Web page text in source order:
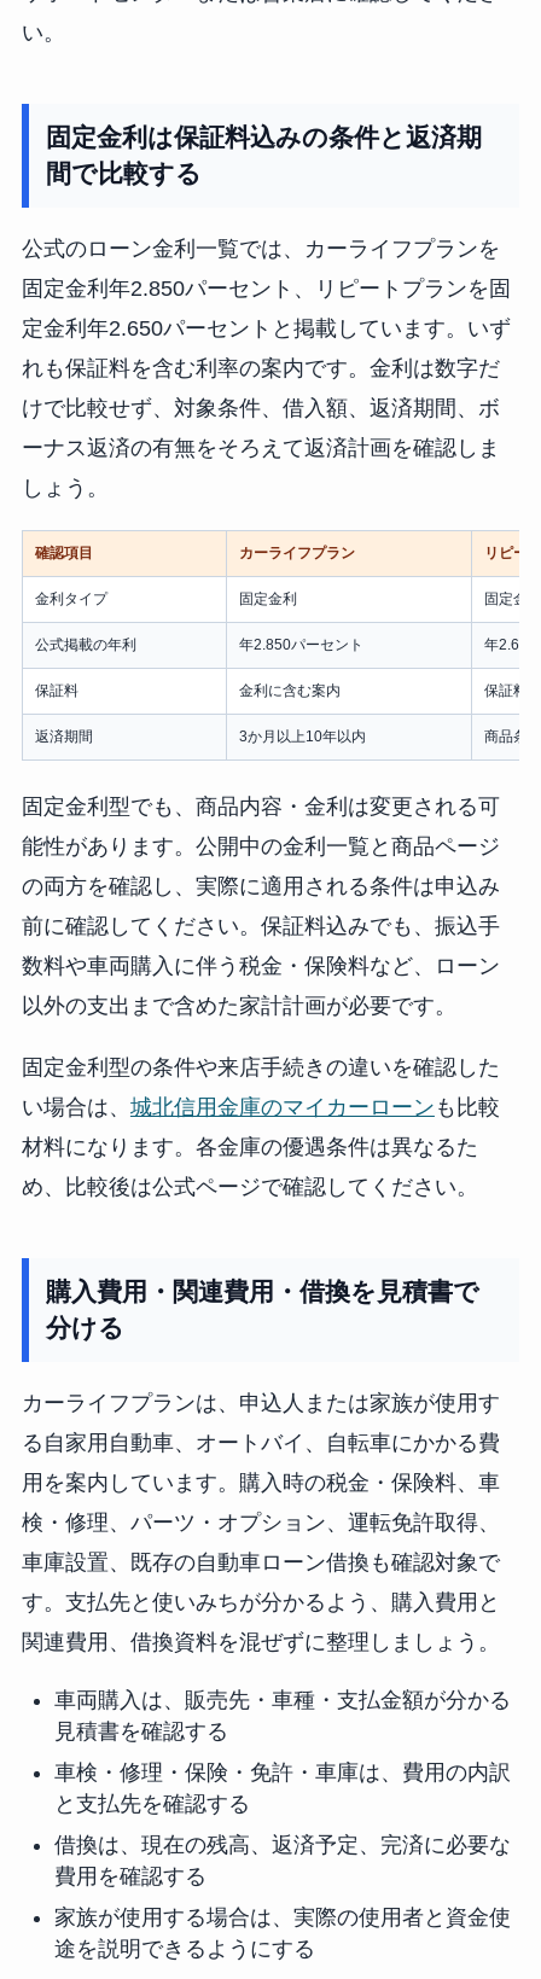
い。
固定金利は保証料込みの条件と返済期
間で比較する
公式のローン金利一覧では、カーライフプランを
固定金利年2.850パーセント、リピートプランを固
定金利年2.650パーセントと掲載しています。いず
れも保証料を含む利率の案内です。金利は数字だ
けで比較せず、対象条件、借入額、返済期間、ボ
ーナス返済の有無をそろえて返済計画を確認しま
しょう。
確認項目 カーライフプラン リピー
金利タイプ 固定金利 固定金利
公式掲載の年利 年2.850パーセント 年2.650
保証料 金利に含む案内 保証料
返済期間 3か月以上10年以内 商品条
固定金利型でも、商品内容・金利は変更される可
能性があります。公開中の金利一覧と商品ページ
の両方を確認し、実際に適用される条件は申込み
前に確認してください。保証料込みでも、振込手
数料や車両購入に伴う税金・保険料など、ローン
以外の支出まで含めた家計計画が必要です。
固定金利型の条件や来店手続きの違いを確認した
い場合は、 城北信用金庫のマイカーローン も比較
材料になります。各金庫の優遇条件は異なるた
め、比較後は公式ページで確認してください。
購入費用・関連費用・借換を見積書で
分ける
カーライフプランは、申込人または家族が使用す
る自家用自動車、オートバイ、自転車にかかる費
用を案内しています。購入時の税金・保険料、車
検・修理、パーツ・オプション、運転免許取得、
車庫設置、既存の自動車ローン借換も確認対象で
す。支払先と使いみちが分かるよう、購入費用と
関連費用、借換資料を混ぜずに整理しましょう。
車両購入は、販売先・車種・支払金額が分かる
見積書を確認する
車検・修理・保険・免許・車庫は、費用の内訳
と支払先を確認する
借換は、現在の残高、返済予定、完済に必要な
費用を確認する
家族が使用する場合は、実際の使用者と資金使
途を説明できるようにする